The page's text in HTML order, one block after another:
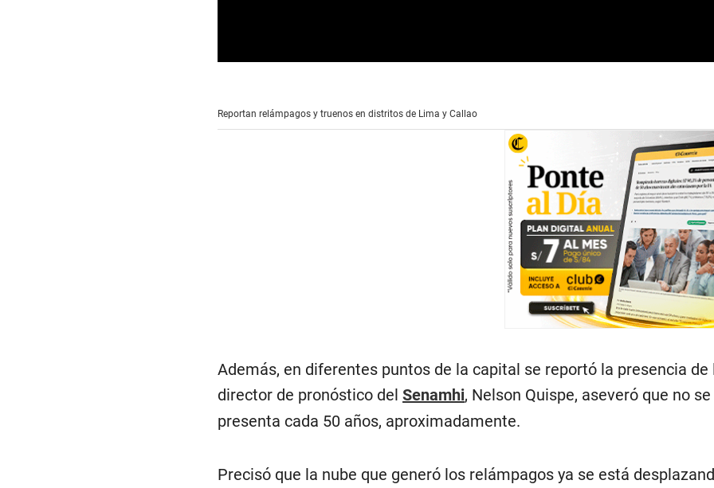
o
n
9
0
%
Reportan relámpagos y truenos en distritos de Lima y Callao
Además, en diferentes puntos de la capital se reportó la presencia
director de pronóstico delSenamhi, Nelson Quispe, aseveró que no
presenta cada 50 años, aproximadamente.
Precisó que la nube que generó los relámpagos ya se está